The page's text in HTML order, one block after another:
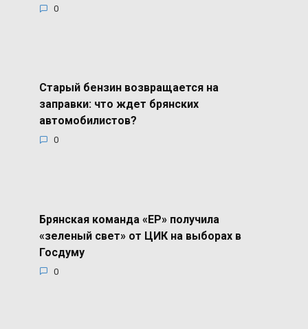
0
Старый бензин возвращается на
заправки: что ждет брянских
автомобилистов?
0
Брянская команда «ЕР» получила
«зеленый свет» от ЦИК на выборах в
Госдуму
0